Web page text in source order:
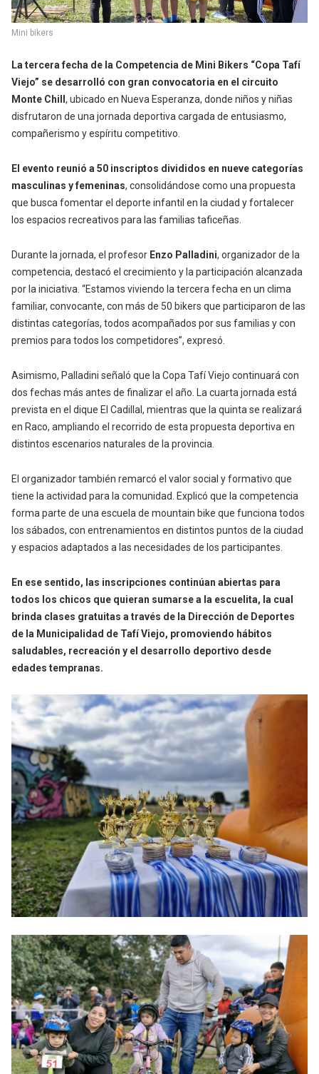
Mini bikers
La tercera fecha de la Competencia de Mini Bikers “Copa Tafí
Viejo” se desarrolló con gran convocatoria en el circuito
Monte Chill , ubicado en Nueva Esperanza, donde niños y niñas
disfrutaron de una jornada deportiva cargada de entusiasmo,
compañerismo y espíritu competitivo.
El evento reunió a 50 inscriptos divididos en nueve categorías
masculinas y femeninas, consolidándose como una propuesta
que busca fomentar el deporte infantil en la ciudad y fortalecer
los espacios recreativos para las familias taficeñas.
Durante la jornada, el profesor Enzo Palladini, organizador de la
competencia, destacó el crecimiento y la participación alcanzada
por la iniciativa. “Estamos viviendo la tercera fecha en un clima
familiar, convocante, con más de 50 bikers que participaron de las
distintas categorías, todos acompañados por sus familias y con
premios para todos los competidores”, expresó.
Asimismo, Palladini señaló que la Copa Tafí Viejo continuará con
dos fechas más antes de finalizar el año. La cuarta jornada está
prevista en el dique El Cadillal, mientras que la quinta se realizará
en Raco, ampliando el recorrido de esta propuesta deportiva en
distintos escenarios naturales de la provincia.
El organizador también remarcó el valor social y formativo que
tiene la actividad para la comunidad. Explicó que la competencia
forma parte de una escuela de mountain bike que funciona todos
los sábados, con entrenamientos en distintos puntos de la ciudad
y espacios adaptados a las necesidades de los participantes.
En ese sentido, las inscripciones continúan abiertas para
todos los chicos que quieran sumarse a la escuelita, la cual
brinda clases gratuitas a través de la Dirección de Deportes
de la Municipalidad de Tafí Viejo, promoviendo hábitos
saludables, recreación y el desarrollo deportivo desde
edades tempranas.